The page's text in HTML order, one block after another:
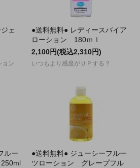
ェ
ョン
●送料無料● レディースバイア
ローション 180ｍｌ
2,100円(税込2,310円)
いつもより感度がＵＰする？
ルー
●送料無料● ジューシーフルー
ツローション グレープフル